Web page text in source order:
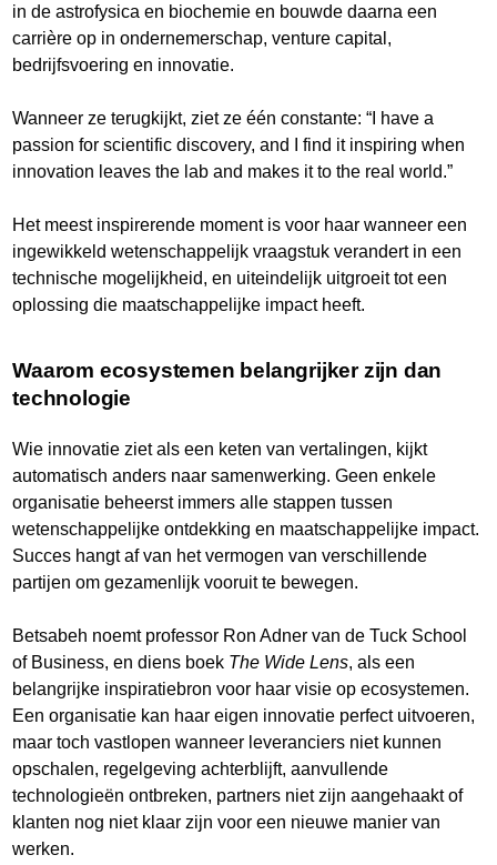
in de astrofysica en biochemie en bouwde daarna een
carrière op in ondernemerschap, venture capital,
bedrijfsvoering en innovatie.
Wanneer ze terugkijkt, ziet ze één constante: “I have a
passion for scientific discovery, and I find it inspiring when
innovation leaves the lab and makes it to the real world.”
Het meest inspirerende moment is voor haar wanneer een
ingewikkeld wetenschappelijk vraagstuk verandert in een
technische mogelijkheid, en uiteindelijk uitgroeit tot een
oplossing die maatschappelijke impact heeft.
Waarom ecosystemen belangrijker zijn dan
technologie
Wie innovatie ziet als een keten van vertalingen, kijkt
automatisch anders naar samenwerking. Geen enkele
organisatie beheerst immers alle stappen tussen
wetenschappelijke ontdekking en maatschappelijke impact.
Succes hangt af van het vermogen van verschillende
partijen om gezamenlijk vooruit te bewegen.
Betsabeh noemt professor Ron Adner van de Tuck School
of Business, en diens boek The Wide Lens, als een
belangrijke inspiratiebron voor haar visie op ecosystemen.
Een organisatie kan haar eigen innovatie perfect uitvoeren,
maar toch vastlopen wanneer leveranciers niet kunnen
opschalen, regelgeving achterblijft, aanvullende
technologieën ontbreken, partners niet zijn aangehaakt of
klanten nog niet klaar zijn voor een nieuwe manier van
werken.